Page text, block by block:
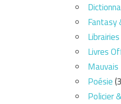
Fantasy
Livres
Mauvais
Poésie
Policier